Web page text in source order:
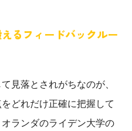
るフィードバックルー
見落とされがちなのが、
どれだけ正確に把握して
ランダのライデン大学の